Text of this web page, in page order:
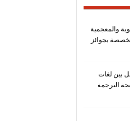
والمعجمية
بجوائز
بين لغات
154 كتاباً بمنحة الترجمة